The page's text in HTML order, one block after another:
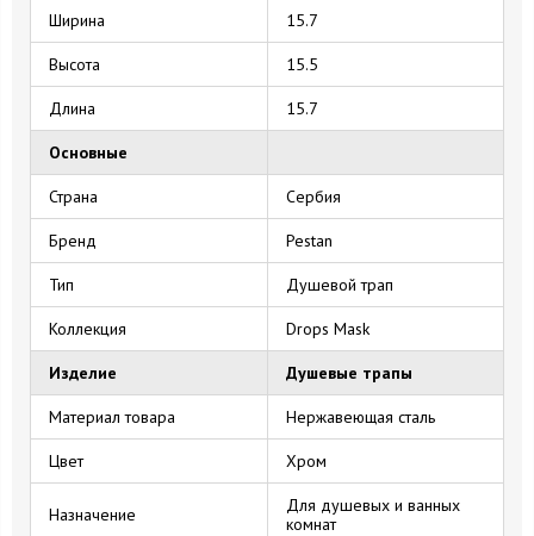
Ширина 15.7
Высота 15.5
Длина 15.7
Основные
Страна Сербия
Бренд Pestan
Тип Душевой трап
Коллекция Drops Mask
Изделие Душевые трапы
Материал товара Нержавеющая сталь
Цвет Хром
Назначение
Для душевых и ванных
комнат